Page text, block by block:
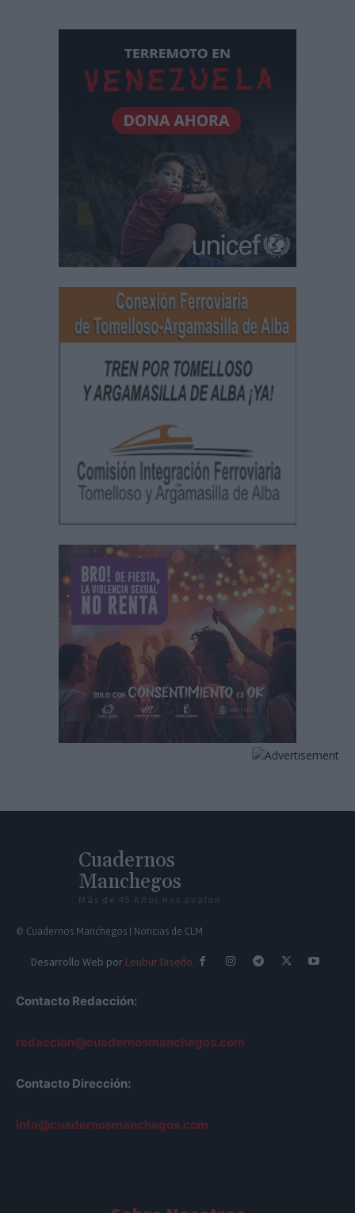
Cuadernos
Manchegos
Más de 45 Años nos avalan
© Cuadernos Manchegos | Noticias de CLM
Desarrollo Web por Leubur Diseño
Contacto Redacción:
redaccion@cuadernosmanchegos.com
Contacto Dirección:
info@cuadernosmanchegos.com